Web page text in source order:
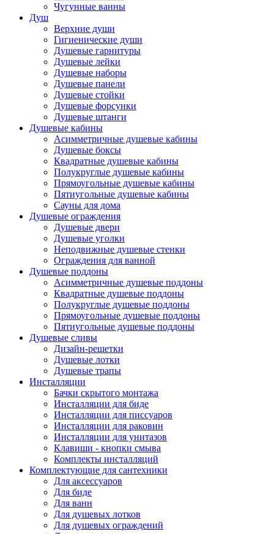
Чугунные ванны
Душ
Верхние души
Гигиенические души
Душевые гарнитуры
Душевые лейки
Душевые наборы
Душевые панели
Душевые стойки
Душевые форсунки
Душевые штанги
Душевые кабины
Асимметричные душевые кабины
Душевые боксы
Квадратные душевые кабины
Полукруглые душевые кабины
Прямоугольные душевые кабины
Пятиугольные душевые кабины
Сауны для дома
Душевые ограждения
Душевые двери
Душевые уголки
Неподвижные душевые стенки
Ограждения для ванной
Душевые поддоны
Асимметричные душевые поддоны
Квадратные душевые поддоны
Полукруглые душевые поддоны
Прямоугольные душевые поддоны
Пятиугольные душевые поддоны
Душевые сливы
Дизайн-решетки
Душевые лотки
Душевые трапы
Инсталляции
Бачки скрытого монтажа
Инсталляции для биде
Инсталляции для писсуаров
Инсталляции для раковин
Инсталляции для унитазов
Клавиши - кнопки смыва
Комплекты инсталляций
Комплектующие для сантехники
Для аксессуаров
Для биде
Для ванн
Для душевых лотков
Для душевых ограждений